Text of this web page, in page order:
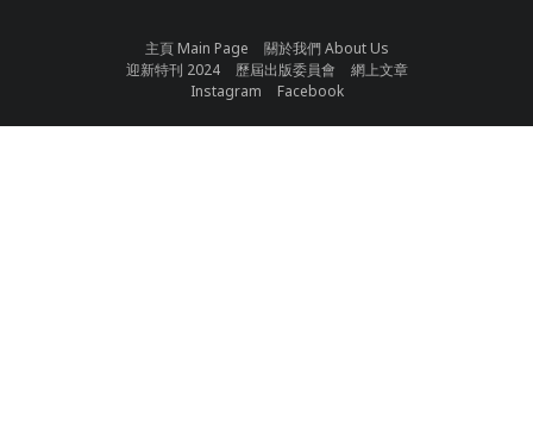
主頁 Main Page
關於我們 About Us
迎新特刊 2024
歷屆出版委員會
網上文章
Instagram
Facebook